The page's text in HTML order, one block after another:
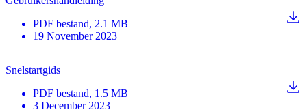
PDF bestand, 2.1 MB
19 November 2023
Snelstartgids
PDF bestand, 1.5 MB
3 December 2023